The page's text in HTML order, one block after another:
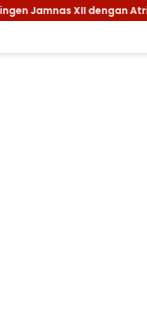
Atribut dan Motivasi,